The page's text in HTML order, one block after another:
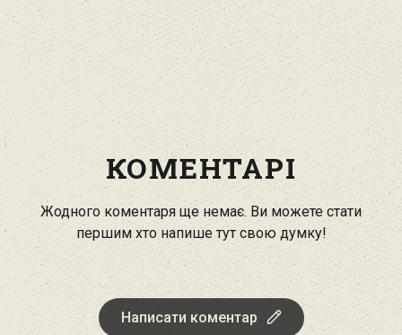
КОМЕНТАРІ
Жодного коментаря ще немає. Ви можете стати
першим хто напише тут свою думку!
Написати коментар